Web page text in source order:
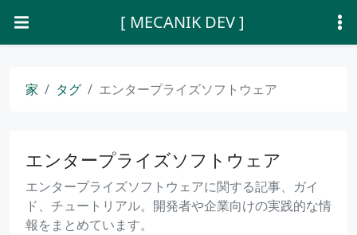
[ MECANIK DEV ]
家 タグ エンタープライズソフトウェア
エンタープライズソフトウェア
エンタープライズソフトウェアに関する記事、ガイ
ド、チュートリアル。開発者や企業向けの実践的な情
報をまとめています。